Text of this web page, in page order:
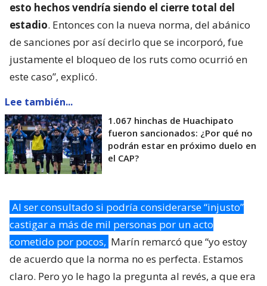
esto hechos vendría siendo el cierre total del
estadio. Entonces con la nueva norma, del abánico
de sanciones por así decirlo que se incorporó, fue
justamente el bloqueo de los ruts como ocurrió en
este caso”, explicó.
Lee también...
1.067 hinchas de Huachipato
fueron sancionados: ¿Por qué no
podrán estar en próximo duelo en
el CAP?
Al ser consultado si podría considerarse “injusto”
castigar a más de mil personas por un acto
cometido por pocos, Marín remarcó que “yo estoy
de acuerdo que la norma no es perfecta. Estamos
claro. Pero yo le hago la pregunta al revés, a que era